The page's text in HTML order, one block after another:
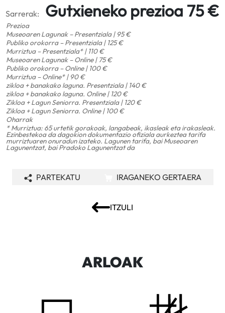
Sarrerak: Gutxieneko prezioa 75 €
Prezioa
Museoaren Lagunak – Presentziala | 95 €
Publiko orokorra – Presentziala | 125 €
Murriztua – Presentziala* | 110 €
Museoaren Lagunak – Online | 75 €
Publiko orokorra – Online | 100 €
Murriztua – Online* | 90 €
zikloa + banakako laguna. Presentziala | 140 €
zikloa + banakako laguna. Online | 120 €
Zikloa + Lagun Seniorra. Presentziala | 120 €
Zikloa + Lagun Seniorra. Online | 100 €
Oharrak
* Murriztua: 65 urtetik gorakoak, langabeak, ikasleak eta irakasleak.
Ezinbestekoa da dagokion dokumentazio ofiziala aurkeztea tarifa
murriztuaren onuradun izateko. Lagunen tarifa, bai Museoaren
Lagunentzat, bai Pradoko Lagunentzat da
ITZULI
PARTEKATU IRAGANEKO GERTAERA
ARLOAK